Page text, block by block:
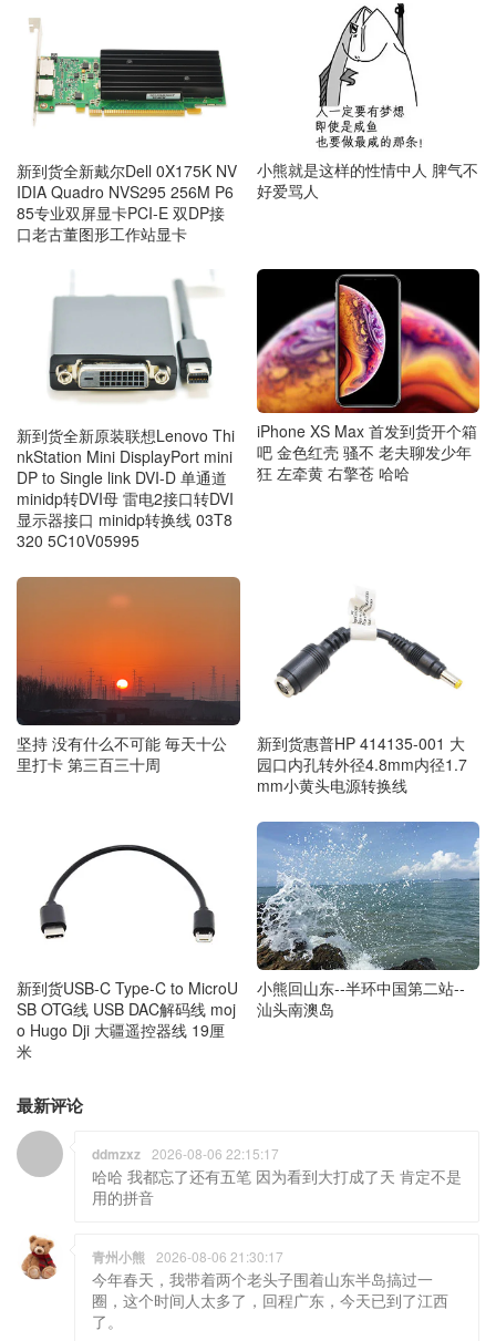
新到货全新戴尔Dell 0X175K NV
IDIA Quadro NVS295 256M P6
85专业双屏显卡PCI-E 双DP接
口老古董图形工作站显卡
小熊就是这样的性情中人 脾气不
好爱骂人
新到货全新原装联想Lenovo Thi
nkStation Mini DisplayPort mini
DP to Single link DVI-D 单通道
minidp转DVI母 雷电2接口转DVI
显示器接口 minidp转换线 03T8
320 5C10V05995
iPhone XS Max 首发到货开个箱
吧 金色红壳 骚不 老夫聊发少年
狂 左牵黄 右擎苍 哈哈
坚持 没有什么不可能 毎天十公
里打卡 第三百三十周
新到货惠普HP 414135-001 大
园口内孔转外径4.8mm内径1.7
mm小黄头电源转换线
新到货USB-C Type-C to MicroU
SB OTG线 USB DAC解码线 moj
o Hugo Dji 大疆遥控器线 19厘
米
小熊回山东--半环中国第二站--
汕头南澳岛
最新评论
ddmzxz 2026-08-06 22:15:17
哈哈 我都忘了还有五笔 因为看到大打成了天 肯定不是
用的拼音
青州小熊 2026-08-06 21:30:17
今年春天，我带着两个老头子围着山东半岛搞过一
圈，这个时间人太多了，回程广东，今天已到了江西
了。